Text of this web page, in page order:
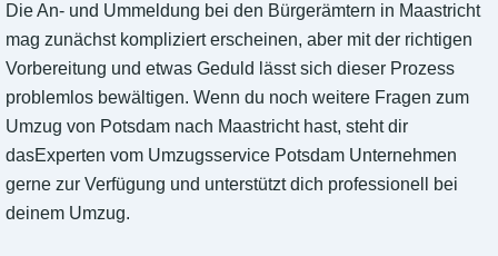
Die An- und Ummeldung bei den Bürgerämtern in Maastricht
mag zunächst kompliziert erscheinen, aber mit der richtigen
Vorbereitung und etwas Geduld lässt sich dieser Prozess
problemlos bewältigen. Wenn du noch weitere Fragen zum
Umzug von Potsdam nach Maastricht hast, steht dir
dasExperten vom Umzugsservice Potsdam Unternehmen
gerne zur Verfügung und unterstützt dich professionell bei
deinem Umzug.